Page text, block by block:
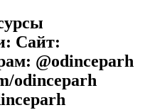
Сайт:
@odinceparh
odinceparh